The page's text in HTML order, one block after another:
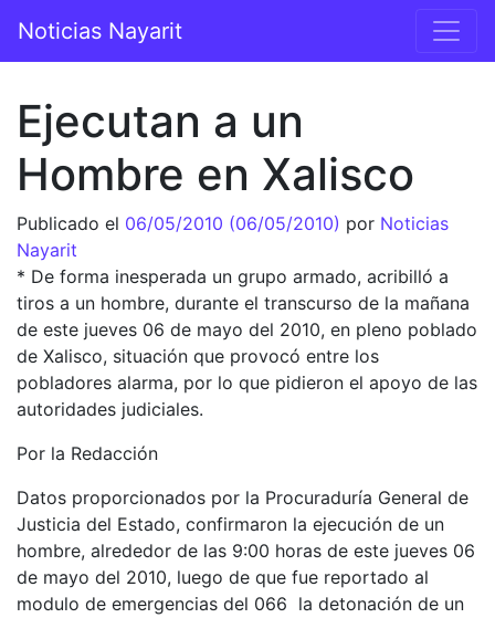
Navegación principal
Noticias Nayarit
Ejecutan a un
Hombre en Xalisco
Publicado el 06/05/2010 (06/05/2010) por Noticias
Nayarit
* De forma inesperada un grupo armado, acribilló a
tiros a un hombre, durante el transcurso de la mañana
de este jueves 06 de mayo del 2010, en pleno poblado
de Xalisco, situación que provocó entre los
pobladores alarma, por lo que pidieron el apoyo de las
autoridades judiciales.
Por la Redacción
Datos proporcionados por la Procuraduría General de
Justicia del Estado, confirmaron la ejecución de un
hombre, alrededor de las 9:00 horas de este jueves 06
de mayo del 2010, luego de que fue reportado al
modulo de emergencias del 066 la detonación de un